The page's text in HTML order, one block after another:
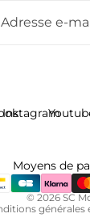
Instagram
Moyens de
© 2026SC
générales